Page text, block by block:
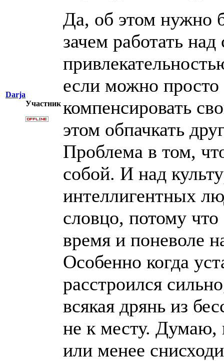
Darja
Участник
Да, об этом нужно
зачем работать
если можно
компенсировать
этом обпачкать
Проблема в том,
собой. И над
интеллигентных
словцо, потому
время и поневоле
Особенно когда
расстроился
всякая дрянь из
не к месту. Думаю,
или менее